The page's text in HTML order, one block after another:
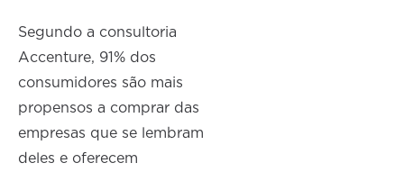
Segundo a consultoria
Accenture, 91% dos
consumidores são mais
propensos a comprar das
empresas que se lembram
deles e oferecem